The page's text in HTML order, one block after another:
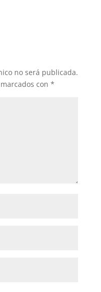
no será publicada.
con *